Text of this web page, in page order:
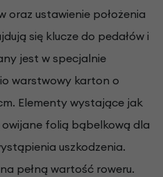
oraz ustawienie położenia
się klucze do pedałów i
jest w specjalnie
warstwowy karton o
Elementy wystające jak
owijane folią bąbelkową dla
uszkodzenia.
pełną wartość roweru.